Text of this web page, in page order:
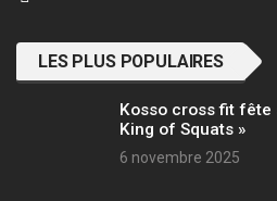
LES PLUS POPULAIRES
Kosso cross fit fête
King of Squats »
6 novembre 2025